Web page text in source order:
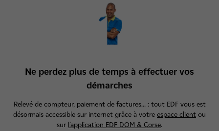
Ne perdez plus de temps à effectuer vos
démarches
Relevé de compteur, paiement de factures… : tout EDF vous est
désormais accessible sur internet grâce à votre espace client ou
sur l’application EDF DOM & Corse.